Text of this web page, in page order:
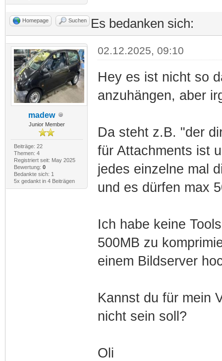
Homepage Suchen Es bedanken sich:
madew
Junior Member
Beiträge: 22
Themen: 4
Registriert seit: May 2025
Bewertung: 0
Bedankte sich: 1
5x gedankt in 4 Beiträgen
02.12.2025, 09:10
Hey es ist nicht so
anzuhängen, aber
Da steht z.B. "der
für Attachments ist
jedes einzelne mal
und es dürfen max
Ich habe keine
500MB zu
einem Bildserver
Kannst du für mein
nicht sein soll?
Oli